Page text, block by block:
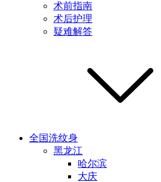
术前指南
术后护理
疑难解答
全国洗纹身
黑龙江
哈尔滨
大庆